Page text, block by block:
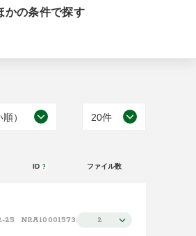
かの条件で探す
） 20件
50件
ID ファイル数
25 NRA100015736 2